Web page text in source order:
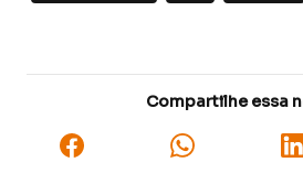
Compartilhe essa